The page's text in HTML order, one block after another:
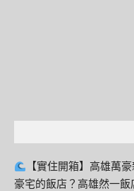
【實住開箱】高雄萬
豪宅的飯店？高雄然一飯